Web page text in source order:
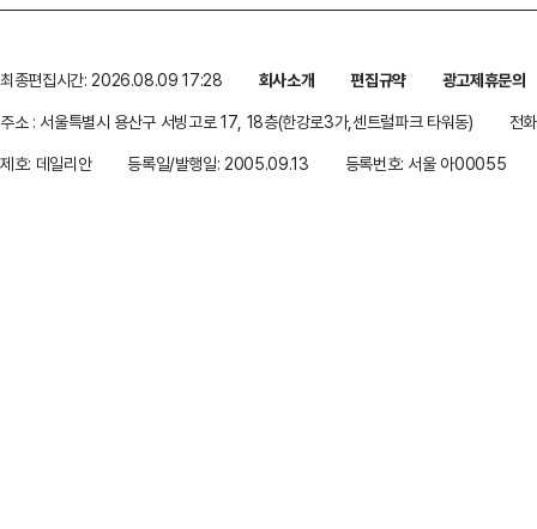
최종편집시간: 2026.08.09 17:28 회사소개 편집규약
광고제휴문의
주소 : 서울특별시 용산구 서빙고로 17, 18층(한강로3가,센트럴파크 타워동)
전
제호: 데일리안
등록일/발행일: 2005.09.13 등록번호: 서울 아00055